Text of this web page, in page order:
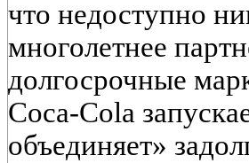
что недоступно
многолетнее
долгосрочные
Coca-Cola
объединяет»